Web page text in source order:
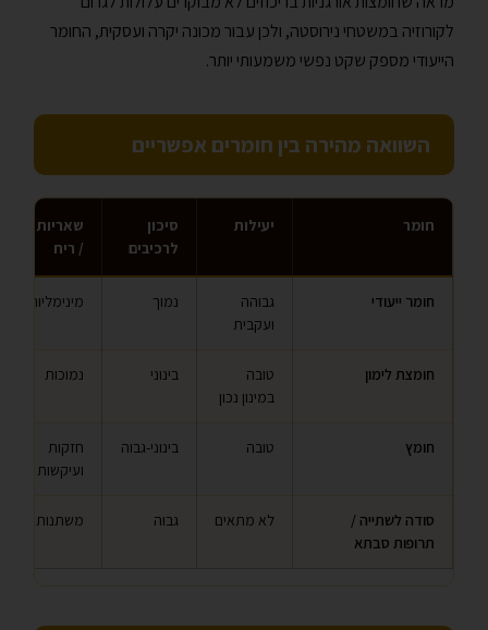
לקורוזיה במשטחי נירוסטה, ולכן עבור מכונה יקרה ועסקית, החומר
הייעודי מספק שקט נפשי משמעותי יותר.
השוואה מהירה בין חומרים אפשריים
חומר יעילות
סיכון
לרכיבים
שאריות טעם
/ ריח
חומר ייעודי
גבוהה
ועקבית
נמוך מינימליות
חומצת לימון
טובה
במינון נכון
בינוני נמוכות
חומץ טובה בינוני-גבוה
חזקות
ועיקשות
סודה לשתייה /
תרופות סבתא
לא מתאים גבוה משתנות